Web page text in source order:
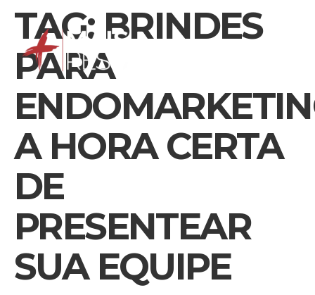
TAG: BRINDES
PARA
A HORA CERTA
DE
PRESENTEAR
SUA EQUIPE